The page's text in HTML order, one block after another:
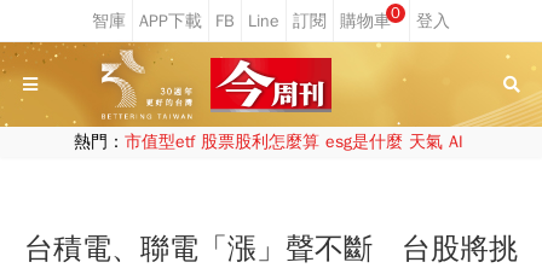
0
熱門： 市值型etf 股票股利怎麼算 esg是什麼 天氣 AI
台積電、聯電「漲」聲不斷 台股將挑